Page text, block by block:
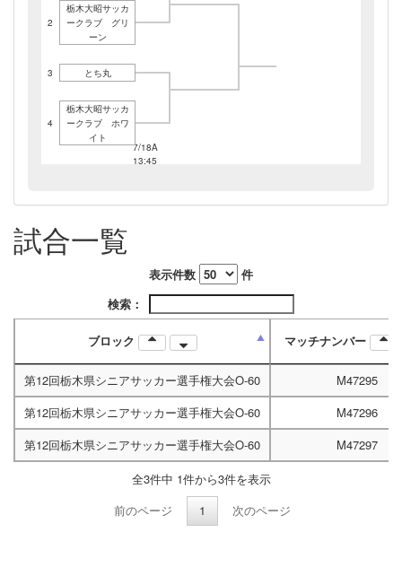
7/18A
10:00
2
栃木大昭サッカ
ークラブ グリ
ーン
7/18A
13:45
3 とち丸
7/18A
11:30
4
栃木大昭サッカ
ークラブ ホワ
イト
試合一覧
表示件数
件
検索：
ブロック マッチナンバー
第12回栃木県シニアサッカー選手権大会O-60
M47295
第12回栃木県シニアサッカー選手権大会O-60
M47296
第12回栃木県シニアサッカー選手権大会O-60
M47297
全3件中 1件から3件を表示
前のページ
1 次のページ